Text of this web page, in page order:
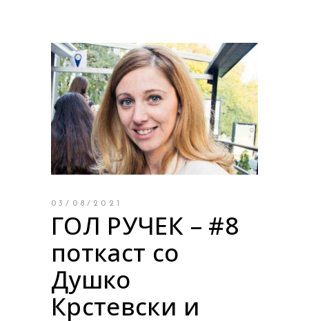
03/08/2021
ГОЛ РУЧЕК – #8
поткаст со
Душко
Крстевски и